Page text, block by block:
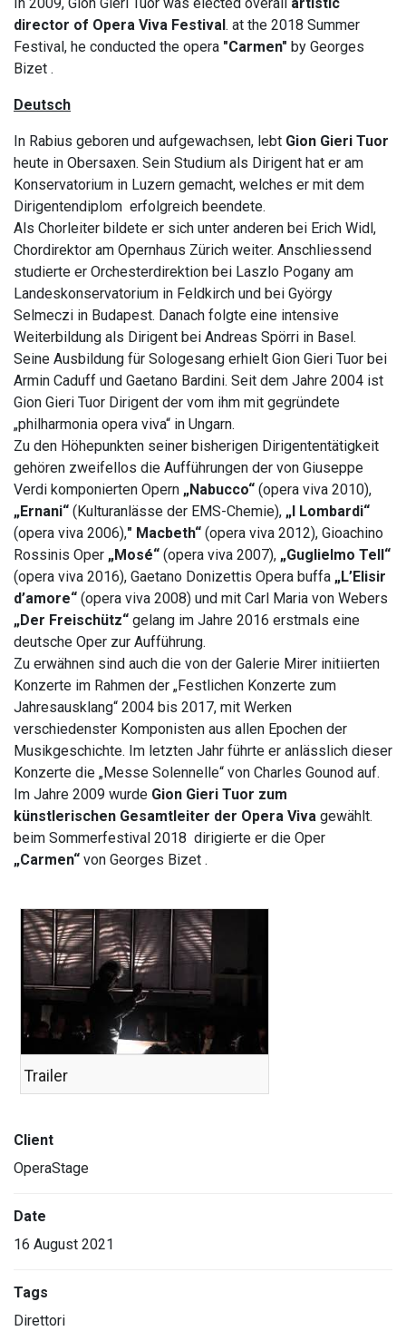
director of Opera Viva Festival. at the 2018 Summer
Festival, he conducted the opera "Carmen" by Georges
Bizet .
Deutsch
In Rabius geboren und aufgewachsen, lebt Gion Gieri Tuor
heute in Obersaxen. Sein Studium als Dirigent hat er am
Konservatorium in Luzern gemacht, welches er mit dem
Dirigentendiplom erfolgreich beendete.
Als Chorleiter bildete er sich unter anderen bei Erich Widl,
Chordirektor am Opernhaus Zürich weiter. Anschliessend
studierte er Orchesterdirektion bei Laszlo Pogany am
Landeskonservatorium in Feldkirch und bei György
Selmeczi in Budapest. Danach folgte eine intensive
Weiterbildung als Dirigent bei Andreas Spörri in Basel.
Seine Ausbildung für Sologesang erhielt Gion Gieri Tuor bei
Armin Caduff und Gaetano Bardini. Seit dem Jahre 2004 ist
Gion Gieri Tuor Dirigent der vom ihm mit gegründete
„philharmonia opera viva“ in Ungarn.
Zu den Höhepunkten seiner bisherigen Dirigententätigkeit
gehören zweifellos die Aufführungen der von Giuseppe
Verdi komponierten Opern „Nabucco“ (opera viva 2010),
„Ernani“ (Kulturanlässe der EMS-Chemie), „I Lombardi“
(opera viva 2006)," Macbeth“ (opera viva 2012), Gioachino
Rossinis Oper „Mosé“ (opera viva 2007), „Guglielmo Tell“
(opera viva 2016), Gaetano Donizettis Opera buffa „L’Elisir
d’amore“ (opera viva 2008) und mit Carl Maria von Webers
„Der Freischütz“ gelang im Jahre 2016 erstmals eine
deutsche Oper zur Aufführung.
Zu erwähnen sind auch die von der Galerie Mirer initiierten
Konzerte im Rahmen der „Festlichen Konzerte zum
Jahresausklang“ 2004 bis 2017, mit Werken
verschiedenster Komponisten aus allen Epochen der
Musikgeschichte. Im letzten Jahr führte er anlässlich dieser
Konzerte die „Messe Solennelle“ von Charles Gounod auf.
Im Jahre 2009 wurde Gion Gieri Tuor zum
künstlerischen Gesamtleiter der Opera Viva gewählt.
beim Sommerfestival 2018 dirigierte er die Oper
„Carmen“ von Georges Bizet .
Trailer
Client
OperaStage
Date
16 August 2021
Tags
Direttori